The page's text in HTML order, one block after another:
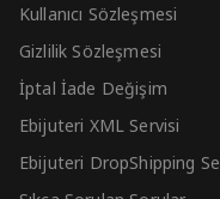
Kullanıcı Sözleşmesi
Gizlilik Sözleşmesi
İptal İade Değişim
Ebijuteri XML Servisi
Ebijuteri DropShipping